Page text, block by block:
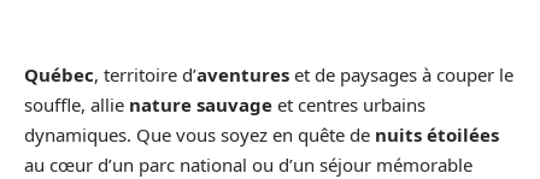
Québec, territoire d’aventures et de paysages à couper le
souffle, allie nature sauvage et centres urbains
dynamiques. Que vous soyez en quête de nuits étoilées
au cœur d’un parc national ou d’un séjour mémorable